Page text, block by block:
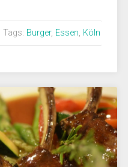
Tags: Burger, Essen, Köln